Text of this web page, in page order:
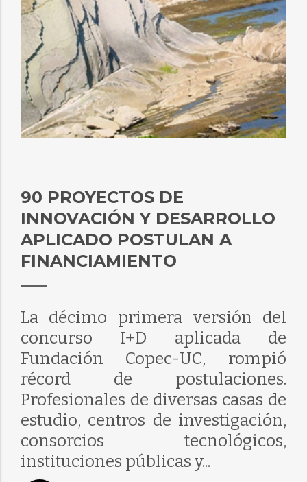
90 PROYECTOS DE
INNOVACIÓN Y DESARROLLO
APLICADO POSTULAN A
FINANCIAMIENTO
La décimo primera versión del
concurso I+D aplicada de
Fundación Copec-UC, rompió
récord de postulaciones.
Profesionales de diversas casas de
estudio, centros de investigación,
consorcios tecnológicos,
instituciones públicas y...